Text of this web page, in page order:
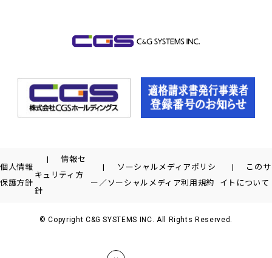
個人情報
保護方針
情報セ
キュリティ方
針
ソーシャルメディアポリシ
ー／ソーシャルメディア利用規約
このサ
イトについて
© Copyright C&G SYSTEMS INC. All Rights Reserved.